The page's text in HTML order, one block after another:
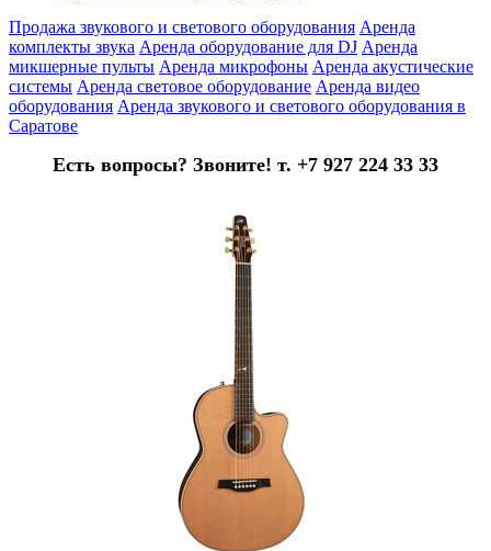
Продажа звукового и светового оборудования Аренда
комплекты звука Аренда оборудование для DJ Аренда
микшерные пульты Аренда микрофоны Аренда акустические
системы Аренда световое оборудование Аренда видео
оборудования Аренда звукового и светового оборудования в
Саратове
Есть вопросы? Звоните! т. +7 927 224 33 33